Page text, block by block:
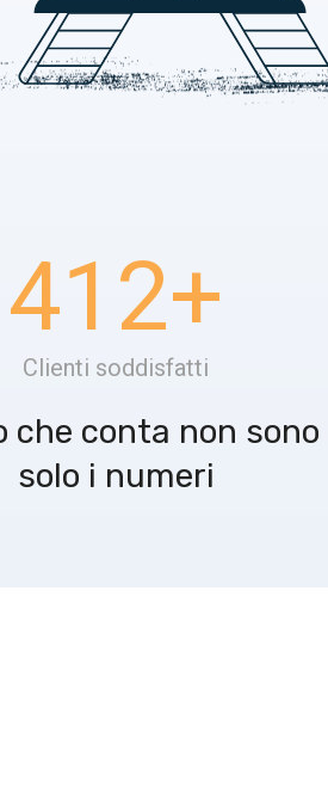
412+
Clienti soddisfatti
che conta non sono
solo i numeri